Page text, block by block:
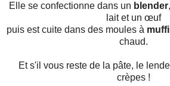
Elle se confectionne dans un blender
lait et un œuf
puis est cuite dans des moules à
chaud.
Et s'il vous reste de la pâte, le
crèpes !